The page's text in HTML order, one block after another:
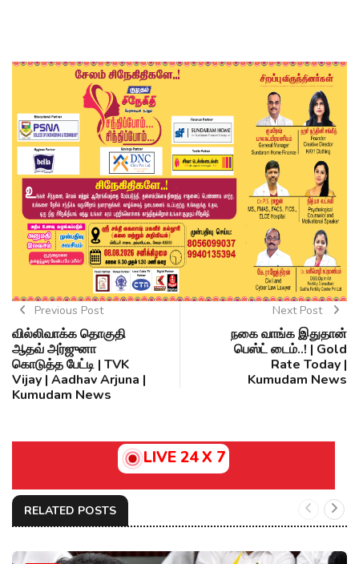
Previous Post
வில்லிவாக்க தொகுதி
ஆதவ் அர்ஜுனா
கொடுத்த பேட்டி | TVK
Vijay | Aadhav Arjuna |
Kumudam News
Next Post
நகை வாங்க இதுதான்
பெஸ்ட் டைம்..! | Gold
Rate Today |
Kumudam News
LIVE 24 X 7
RELATED POSTS